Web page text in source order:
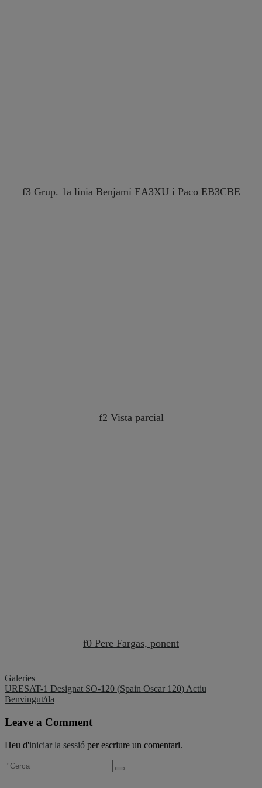
f3 Grup. 1a linia Benjamí EA3XU i Paco EB3CBE
f2 Vista parcial
f0 Pere Fargas, ponent
Galeries
Navegació
d'entrades
URESAT-1 Designat SO-120 (Spain Oscar 120) Actiu
Benvingut/da
Leave a Comment
Heu d'iniciar la sessió per escriure un comentari.